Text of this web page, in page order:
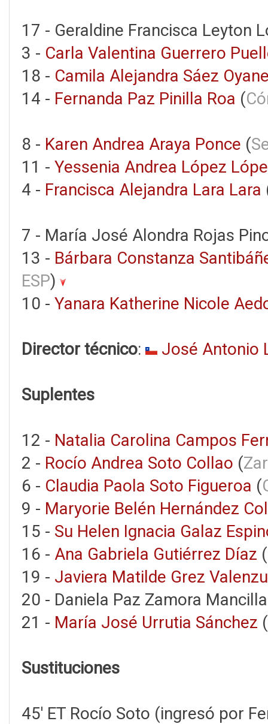
17 - Geraldine Francisca Leyton
3 - Carla Valentina Guerrero
18 - Camila Alejandra Sáez
14 - Fernanda Paz Pinilla Roa (
8 - Karen Andrea Araya Ponce (
11 - Yessenia Andrea López
4 - Francisca Alejandra Lara Lara
7 - María José Alondra Rojas
13 - Bárbara Constanza
ESP)
10 - Yanara Katherine Nicole
Director técnico: José Antonio
Suplentes
12 - Natalia Carolina Campos
2 - Rocío Andrea Soto Collao (
6 - Claudia Paola Soto Figueroa (
9 - Maryorie Belén Hernández
15 - Su Helen Ignacia Galaz
16 - Ana Gabriela Gutiérrez Díaz (
19 - Javiera Matilde Grez
20 - Daniela Paz Zamora
21 - María José Urrutia Sánchez (
Sustituciones
45' ET Rocío Soto (ingresó por